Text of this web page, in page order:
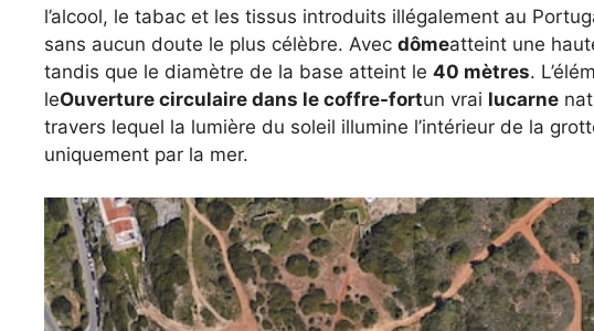
l’alcool, le tabac et les tissus introduits illégalement au
sans aucun doute le plus célèbre. Avec dômeatteint une
tandis que le diamètre de la base atteint le 40 mètres.
leOuverture circulaire dans le coffre-fortun vrai lucarne
travers lequel la lumière du soleil illumine l’intérieur de la
uniquement par la mer.